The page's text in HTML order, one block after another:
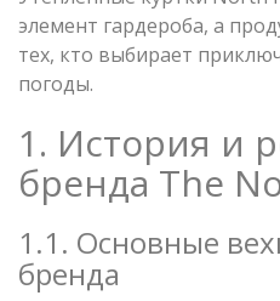
элемент гардероба, а
тех, кто выбирает
погоды.
1. История и
бренда The
1.1. Основные
бренда